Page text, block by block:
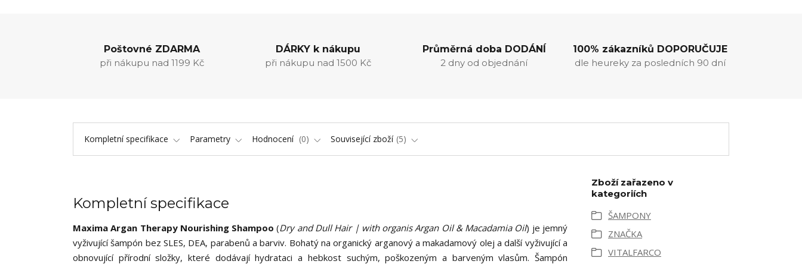
Poštovné ZDARMA
při nákupu nad 1199 Kč
DÁRKY k nákupu
při nákupu nad 1500 Kč
Průměrná doba DODÁNÍ
2 dny od objednání
100% zákazníků DOPORUČUJE
dle heureky za posledních 90 dní
Kompletní specifikace Parametry Hodnocení 0 Související zboží 5
Kompletní specifikace
Maxima Argan Therapy Nourishing Shampoo (Dry and Dull Hair | with organis Argan Oil & Macadamia Oil) je jemný
vyživující šampón bez SLES, DEA, parabenů a barviv. Bohatý na organický arganový a makadamový olej a další vyživující a
obnovující přírodní složky, které dodávají hydrataci a hebkost suchým, poškozeným a barveným vlasům. Šampón
Zboží zařazeno v
kategoriích
ŠAMPONY
ZNAČKA
VITALFARCO